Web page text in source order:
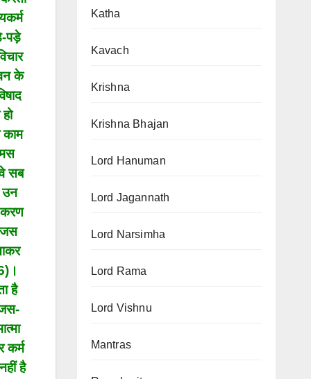
पड़े
के
काम
सब
उन
करण
है
कर्म
है
Katha
Kavach
Krishna
Krishna Bhajan
Lord Hanuman
Lord Jagannath
Lord Narsimha
Lord Rama
Lord Vishnu
Mantras